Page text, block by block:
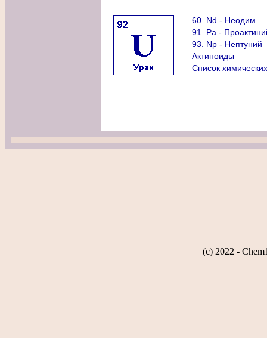
60. Nd - Неодим
91. Pa -
93. Np - Нептуний
Актиноиды
Список
(c) 2022 -